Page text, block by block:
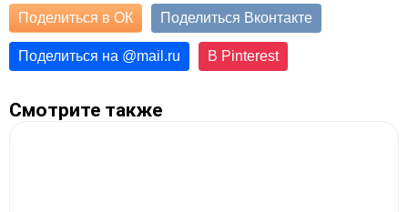
Поделиться в ОК Поделиться Вконтакте
Поделиться на @mail.ru В Pinterest
Смотрите также